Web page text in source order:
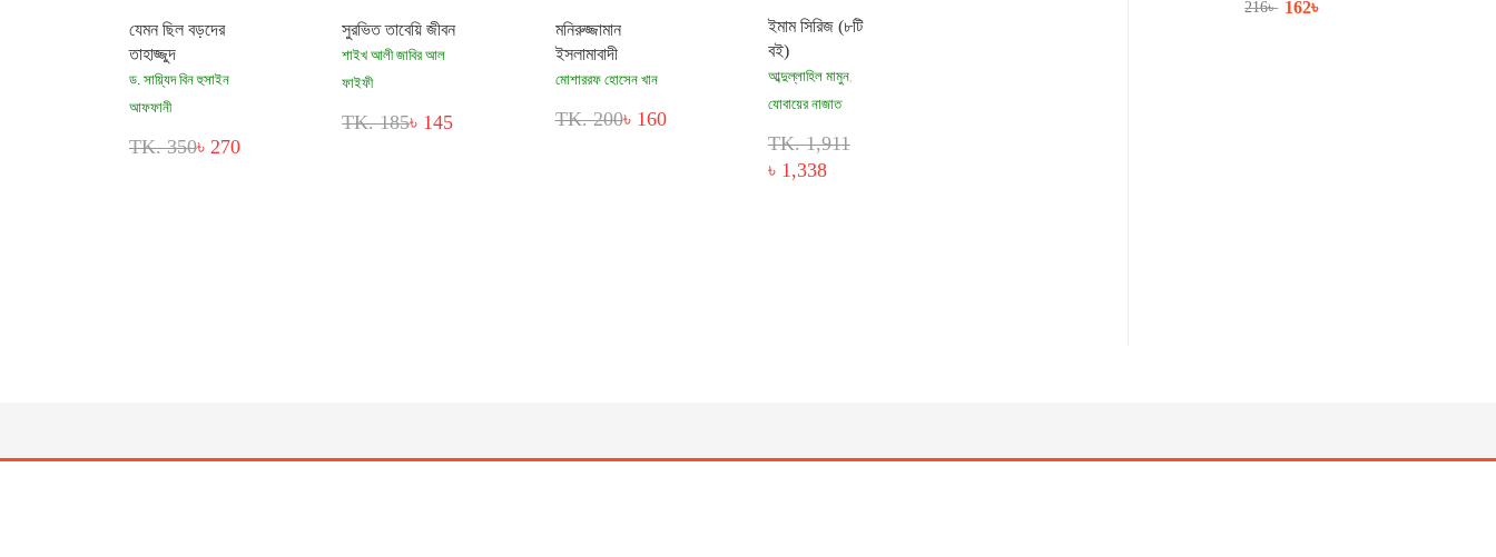
216৳ 162৳
যেমন ছিল বড়দের
তাহাজ্জুদ
ড. সায়্যিদ বিন হুসাইন
আফফানী
TK. 350৳ 270
সুরভিত তাবেয়ি জীবন
শাইখ আলী জাবির আল
ফাইফী
TK. 185৳ 145
মনিরুজ্জামান
ইসলামাবাদী
মোশাররফ হোসেন খান
TK. 200৳ 160
ইমাম সিরিজ (৮টি
বই)
আব্দুল্লাহিল মামুন,
যোবায়ের নাজাত
TK. 1,911
৳ 1,338